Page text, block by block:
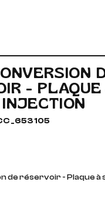
- PLAQUE
de réservoir - Plaque à